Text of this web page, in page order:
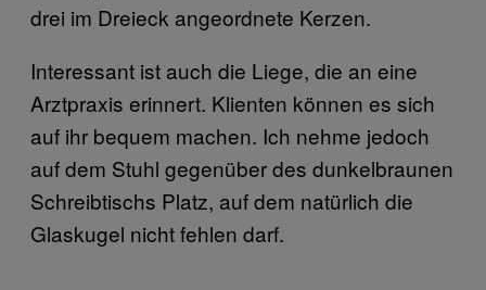
drei im Dreieck angeordnete Kerzen.
Interessant ist auch die Liege, die an eine
Arztpraxis erinnert. Klienten können es sich
auf ihr bequem machen. Ich nehme jedoch
auf dem Stuhl gegenüber des dunkelbraunen
Schreibtischs Platz, auf dem natürlich die
Glaskugel nicht fehlen darf.